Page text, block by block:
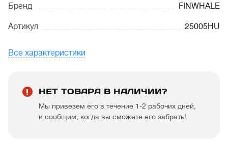
Бренд FINWHALE
Артикул 25005HU
Все характеристики
НЕТ ТОВАРА В НАЛИЧИИ?
Мы привезем его в течение 1-2 рабочих дней,
и сообщим, когда вы сможете его забрать!